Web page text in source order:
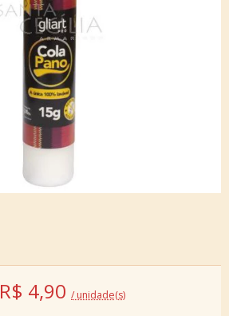
R$ 4,90 / unidade(s)